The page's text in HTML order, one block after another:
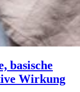
basische
Wirkung